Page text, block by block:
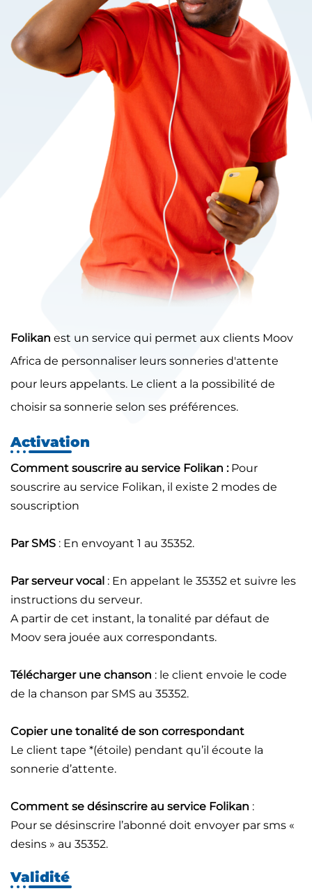
Folikan est un service qui permet aux clients Moov
Africa de personnaliser leurs sonneries d'attente
pour leurs appelants. Le client a la possibilité de
choisir sa sonnerie selon ses préférences.
Activation
Comment souscrire au service Folikan :Pour
souscrire au service Folikan, il existe 2 modes de
souscription
Par SMS : En envoyant 1 au 35352.
Par serveur vocal : En appelant le 35352 et suivre les
instructions du serveur.
A partir de cet instant, la tonalité par défaut de
Moov sera jouée aux correspondants.
Télécharger une chanson : le client envoie le code
de la chanson par SMS au 35352.
Copier une tonalité de son correspondant
Le client tape *(étoile) pendant qu’il écoute la
sonnerie d’attente.
Comment se désinscrire au service Folikan :
Pour se désinscrire l’abonné doit envoyer par sms «
desins » au 35352.
Validité